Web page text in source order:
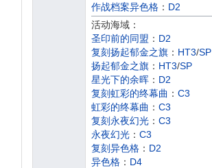
作战档案异色格 ： D2
活动海域：
圣印前的同盟 ： D2
复刻扬起郁金之旗 ： HT3/SP
扬起郁金之旗 ： HT3/SP
星光下的余晖 ： D2
复刻虹彩的终幕曲 ： C3
虹彩的终幕曲 ： C3
复刻永夜幻光 ： C3
永夜幻光 ： C3
复刻异色格 ： D2
异色格 ： D4